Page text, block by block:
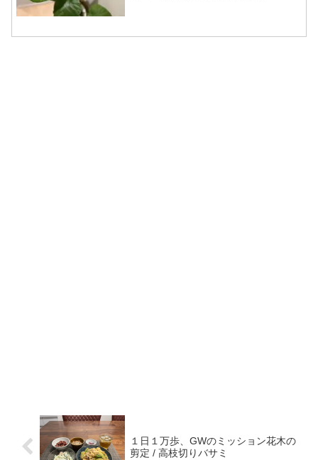
１日１万歩、GWのミッション花木の
剪定 / 高枝切りバサミ